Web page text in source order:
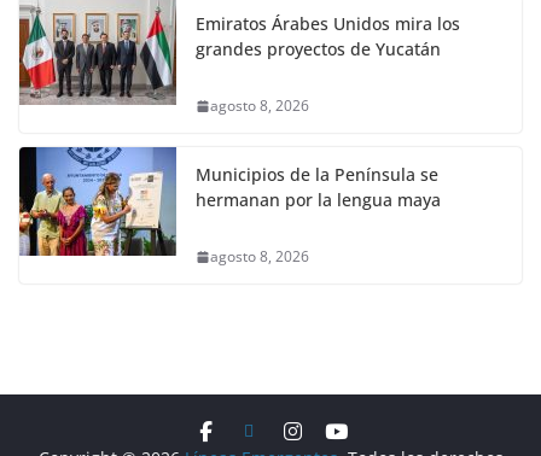
Emiratos Árabes Unidos mira los
grandes proyectos de Yucatán
agosto 8, 2026
Municipios de la Península se
hermanan por la lengua maya
agosto 8, 2026